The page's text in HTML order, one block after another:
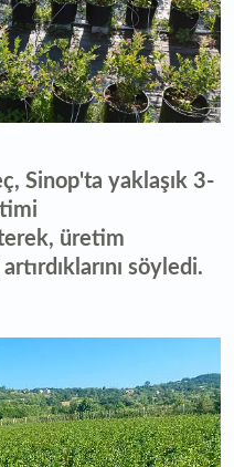
Sinop'ta yaklaşık 3-
üretim
söyledi.